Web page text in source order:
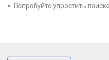
Попробуйте упростить